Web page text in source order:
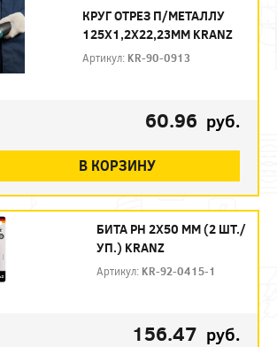
КРУГ ОТРЕЗ П/МЕТАЛЛУ
125Х1,2Х22,23ММ KRANZ
Артикул: KR-90-0913
60.96 руб.
В КОРЗИНУ
БИТА PH 2Х50 ММ (2 ШТ./
УП.) KRANZ
Артикул: KR-92-0415-1
156.47 руб.